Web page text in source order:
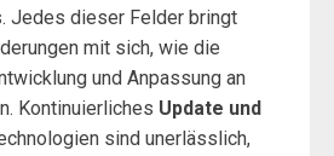
Jedes dieser Felder bringt
mit sich, wie die
und Anpassung an
Kontinuierliches Update und
sind unerlässlich,